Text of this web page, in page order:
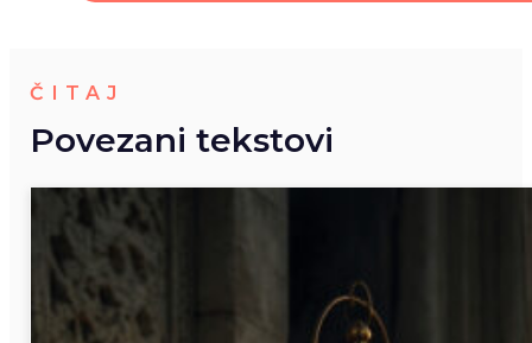
ČITAJ
Povezani tekstovi